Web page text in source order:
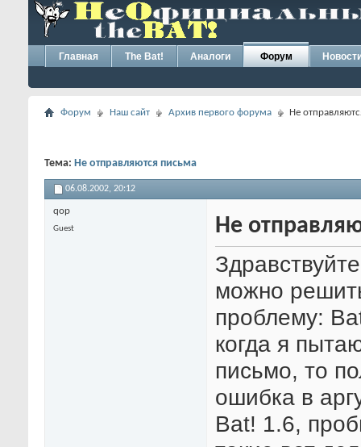
Главная The Bat! Аналоги Форум
Форум Наш сайт Архив первого форума Не
Тема: Не отправляются письма
06.08.2002, 20:12
qop
Guest Не
можно
проблему:
когда я
письмо, то
ошибка в
Bat! 1.6,